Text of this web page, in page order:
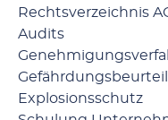
Rechtsverzeichnis
Audits
Explosionsschutz